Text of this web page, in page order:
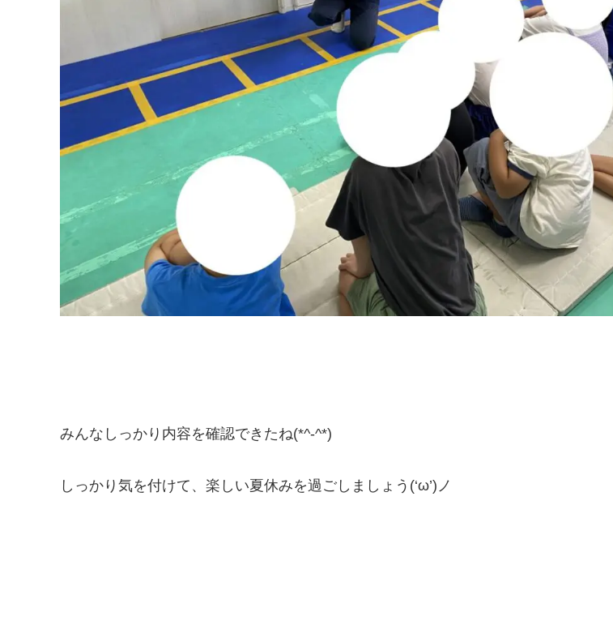
みんなしっかり内容を確認できたね(*^-^*)
しっかり気を付けて、楽しい夏休みを過ごしましょう(‘ω’)ノ